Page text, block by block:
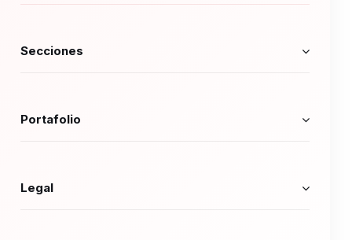
Secciones
Portafolio
Legal